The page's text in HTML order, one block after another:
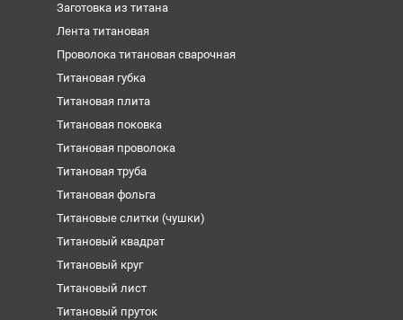
Заготовка из титана
Лента титановая
Проволока титановая сварочная
Титановая губка
Титановая плита
Титановая поковка
Титановая проволока
Титановая труба
Титановая фольга
Титановые слитки (чушки)
Титановый квадрат
Титановый круг
Титановый лист
Титановый пруток